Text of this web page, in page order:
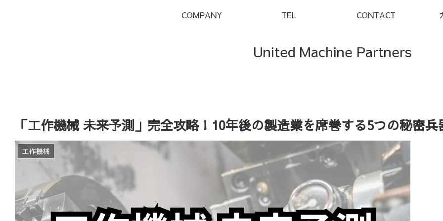
United Machine Partners
COMPANY TEL CONTACT
「工作機械 未来予測」完全攻略！10年後の製造業を席巻する5つの秘密兵
工作機械